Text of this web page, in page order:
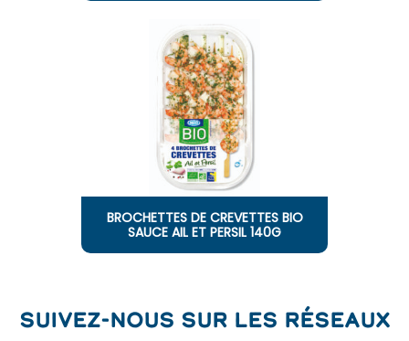
BROCHETTES DE CREVETTES BIO
SAUCE AIL ET PERSIL 140G
Suivez-nous sur les réseaux